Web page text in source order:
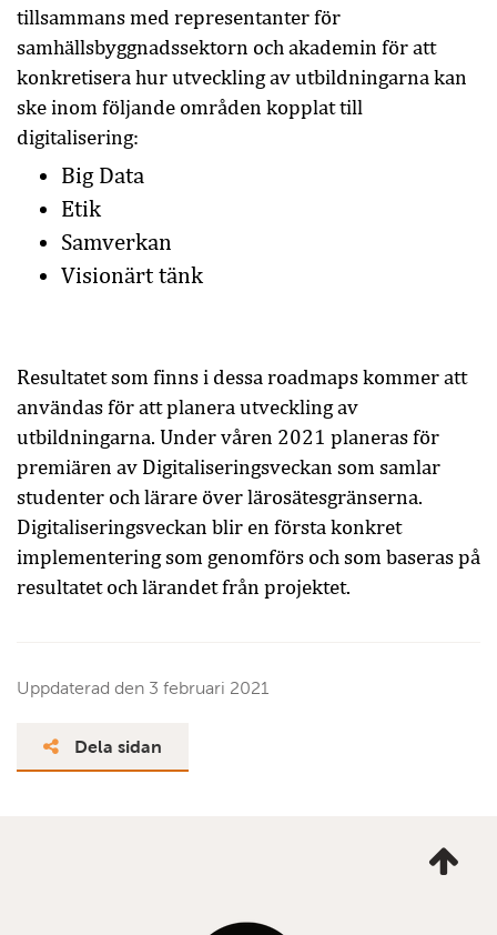
tillsammans med representanter för
samhällsbyggnadssektorn och akademin för att
konkretisera hur utveckling av utbildningarna kan
ske inom följande områden kopplat till
digitalisering:
Big Data
Etik
Samverkan
Visionärt tänk
Resultatet som finns i dessa roadmaps kommer att
användas för att planera utveckling av
utbildningarna. Under våren 2021 planeras för
premiären av Digitaliseringsveckan som samlar
studenter och lärare över lärosätesgränserna.
Digitaliseringsveckan blir en första konkret
implementering som genomförs och som baseras på
resultatet och lärandet från projektet.
Uppdaterad den 3 februari 2021
Dela sidan
mig